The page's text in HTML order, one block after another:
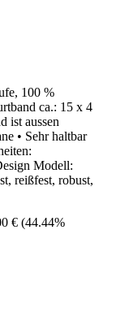
100 %
ca.: 15 x 4
ist aussen
• Sehr haltbar
Modell:
reißfest, robust,
€ (44.44%